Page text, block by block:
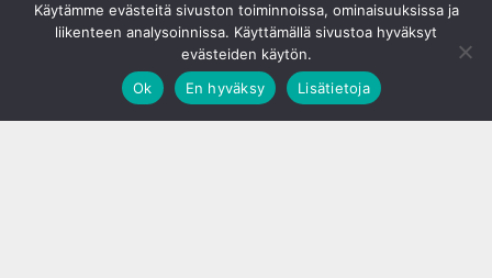
Käytämme evästeitä sivuston toiminnoissa, ominaisuuksissa ja
liikenteen analysoinnissa. Käyttämällä sivustoa hyväksyt
evästeiden käytön.
Ok
En hyväksy Lisätietoja